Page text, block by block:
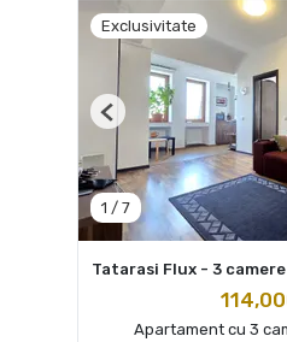
Exclusivitate
1 / 7
Previous
Tatarasi Flux - 3
Apartament cu 3